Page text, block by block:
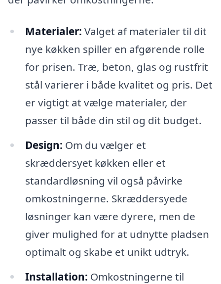
Materialer: Valget af materialer til dit
nye køkken spiller en afgørende rolle
for prisen. Træ, beton, glas og rustfrit
stål varierer i både kvalitet og pris. Det
er vigtigt at vælge materialer, der
passer til både din stil og dit budget.
Design: Om du vælger et
skræddersyet køkken eller et
standardløsning vil også påvirke
omkostningerne. Skræddersyede
løsninger kan være dyrere, men de
giver mulighed for at udnytte pladsen
optimalt og skabe et unikt udtryk.
Installation: Omkostningerne til